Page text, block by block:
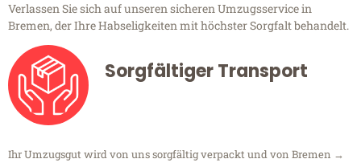
Verlassen Sie sich auf unseren sicheren Umzugsservice in
Bremen, der Ihre Habseligkeiten mit höchster Sorgfalt behandelt.
Sorgfältiger Transport
Ihr Umzugsgut wird von uns sorgfältig verpackt und von Bremen →